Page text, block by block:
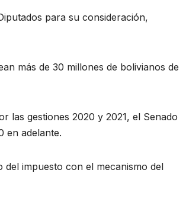
para su consideración,
más de 30 millones de bolivianos de
las gestiones 2020 y 2021, el Senado
en adelante.
del impuesto con el mecanismo del